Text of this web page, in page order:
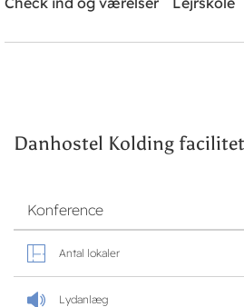
Brug for hjælp? Ring+45 7550 9140
Danhostel Kolding
Konference
Antal lokaler
Lydanlæg